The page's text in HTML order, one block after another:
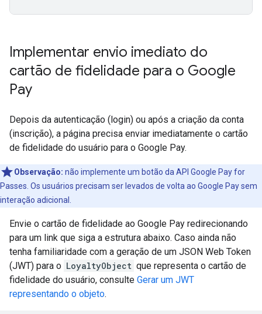
Implementar envio imediato do
cartão de fidelidade para o Google
Pay
Depois da autenticação (login) ou após a criação da conta
(inscrição), a página precisa enviar imediatamente o cartão
de fidelidade do usuário para o Google Pay.
Observação: não implemente um botão da API Google Pay for
Passes. Os usuários precisam ser levados de volta ao Google Pay sem
interação adicional.
Envie o cartão de fidelidade ao Google Pay redirecionando
para um link que siga a estrutura abaixo. Caso ainda não
tenha familiaridade com a geração de um JSON Web Token
(JWT) para o LoyaltyObject que representa o cartão de
fidelidade do usuário, consulte Gerar um JWT
representando o objeto.